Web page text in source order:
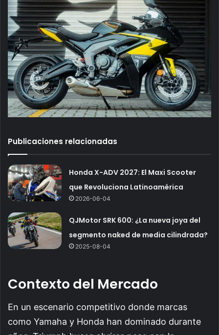
Publicaciones relacionadas
Honda X-ADV 2027: El Maxi Scooter
que Revoluciona Latinoamérica
2026-06-04
QJMotor SRK 600: ¿La nueva joya del
segmento naked de media cilindrada?
2025-08-04
Contexto del Mercado
En un escenario competitivo donde marcas
como Yamaha y Honda han dominado durante